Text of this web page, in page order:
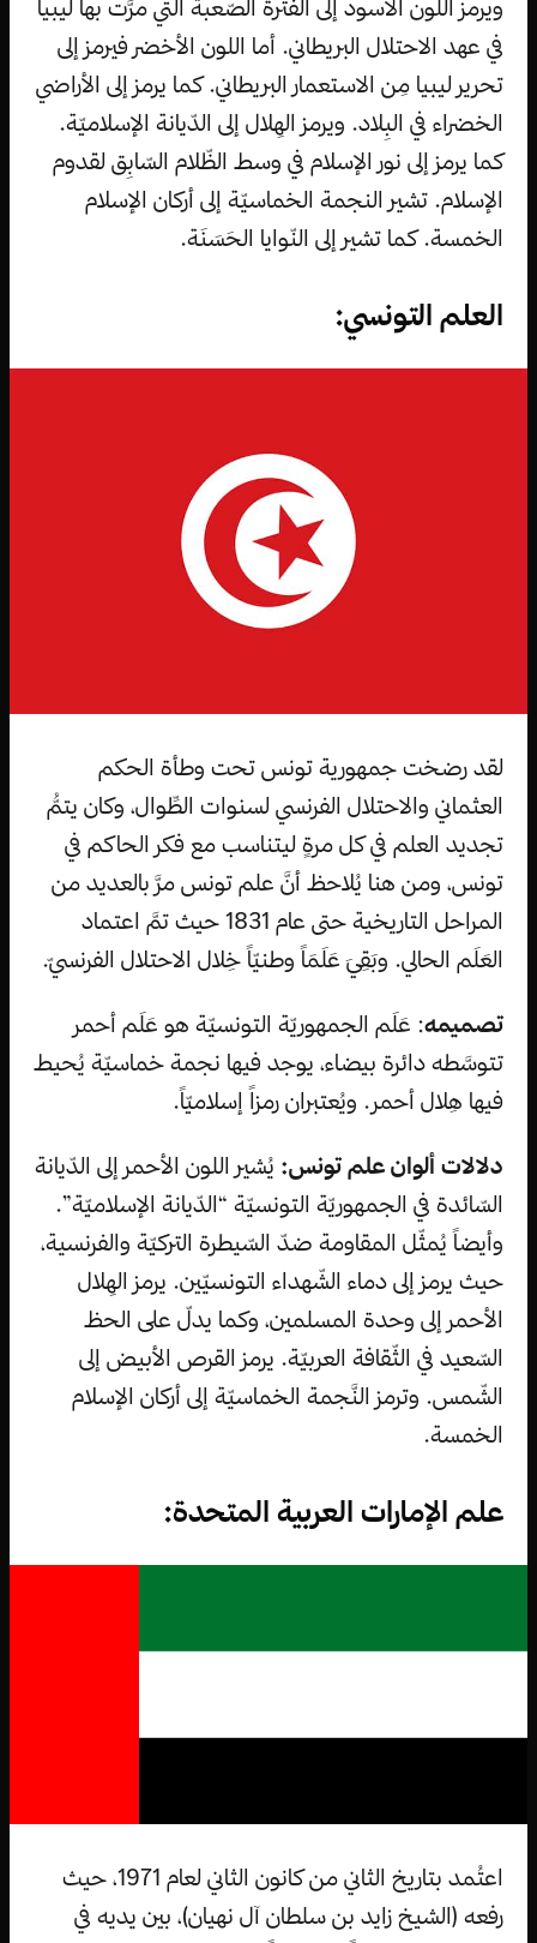
ويرمز اللون الأسود إلى الفترة الصّعبة الّتي مرَّت بها ليبيا
في عهد الاحتلال البريطاني. أما اللون الأخضر فيرمز إلى
تحرير ليبيا مِن الاستعمار البريطاني. كما يرمز إلى الأراضي
الخضراء في البِلاد. ويرمز الهِلال إلى الدّيانة الإسلاميّة.
كما يرمز إلى نور الإسلام في وسط الظّلام السّابِق لقدوم
الإسلام. تشير النجمة الخماسيّة إلى أركان الإسلام
الخمسة. كما تشير إلى النّوايا الحَسَنَة.
العلم التونسي:
لقد رضخت جمهورية تونس تحت وطأة الحكم
العثماني والاحتلال الفرنسي لسنوات الطِّوال، وكان يتمُّ
تجديد العلم في كل مرةٍ ليتناسب مع فكر الحاكم في
تونس، ومن هنا يُلاحظ أنَّ علم تونس مرَّ بالعديد من
المراحل التاريخية حتى عام 1831 حيث تمَّ اعتماد
العَلَم الحالي. وبَقِيَ عَلَمَاً وطنيّاً خِلال الاحتلال الفرنسيّ.
تصميمه: عَلَم الجمهوريّة التونسيّة هو عَلَم أحمر
تتوسَّطه دائرة بيضاء، يوجد فيها نجمة خماسيّة يُحيط
فيها هِلال أحمر. ويُعتبران رمزاً إسلاميّاً.
دلالات ألوان علم تونس: يُشير اللون الأحمر إلى الدّيانة
السّائدة في الجمهوريّة التونسيّة “الدّيانة الإسلاميّة”.
وأيضاً يُمثّل المقاومة ضدّ السّيطرة التركيّة والفرنسية،
حيث يرمز إلى دماء الشّهداء التونسيّين. يرمز الهِلال
الأحمر إلى وحدة المسلمين، وكما يدلّ على الحظ
السّعيد في الثّقافة العربيّة. يرمز القرص الأبيض إلى
الشّمس. وترمز النَّجمة الخماسيّة إلى أركان الإسلام
الخمسة.
علم الإمارات العربية المتحدة:
اعتُمد بتاريخ الثاني من كانون الثاني لعام 1971، حيث
رفعه (الشيخ زايد بن سلطان آل نهيان)، بين يديه في